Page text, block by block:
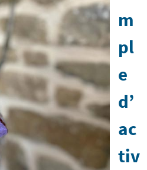
m
pl
e
d’
ac
tiv